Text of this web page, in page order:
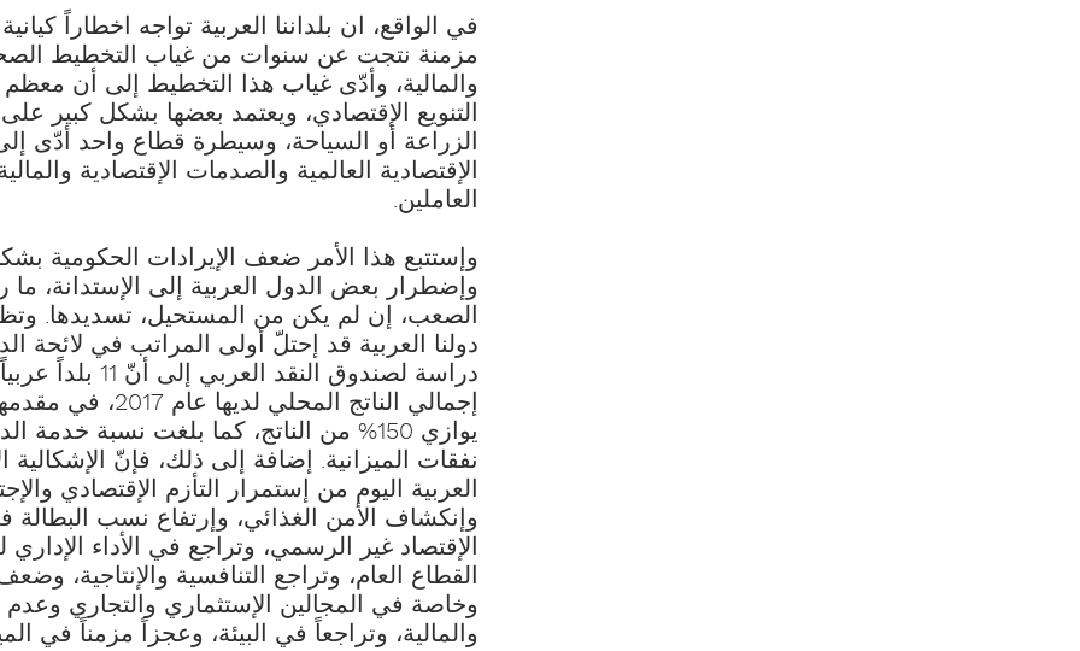
في الواقع، ان بلداننا العربية تواجه اخطاراً
مزمنة نتجت عن سنوات من غياب التخطيط
والمالية، وأدّى غياب هذا التخطيط إلى أن
التنويع الإقتصادي، ويعتمد بعضها بشكل كبير
الزراعة أو السياحة، وسيطرة قطاع واحد أدّى إلى
الإقتصادية العالمية والصدمات الإقتصادية
العاملين.
وإستتبع هذا الأمر ضعف الإيرادات الحكومية
وإضطرار بعض الدول العربية إلى الإستدانة،
الصعب، إن لم يكن من المستحيل، تسديدها.
دولنا العربية قد إحتلّ أولى المراتب في لائحة
إجمالي الناتج
نفقات الميزانية. إضافة إلى ذلك، فإنّ
العربية اليوم من إستمرار التأزم الإقتصادي
وإنكشاف الأمن الغذائي، وإرتفاع نسب
الإقتصاد غير الرسمي، وتراجع في الأداء
القطاع العام، وتراجع التنافسية والإنتاجية،
وخاصة في المجالين الإستثماري والتجاري وعدم
والمالية، وتراجعاً في البيئة، وعجزاً مزمناً في